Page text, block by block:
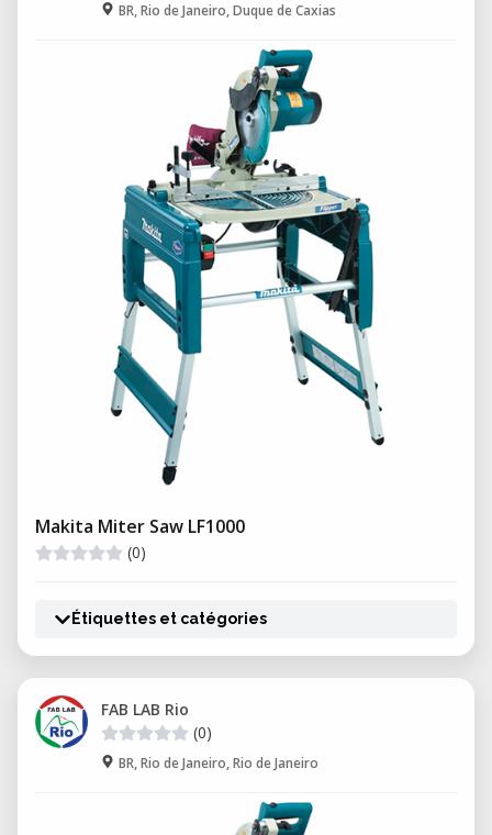
BR, Rio de Janeiro, Duque de Caxias
Makita Miter Saw LF1000
(0)
Étiquettes et catégories
FAB LAB Rio
(0)
BR, Rio de Janeiro, Rio de Janeiro